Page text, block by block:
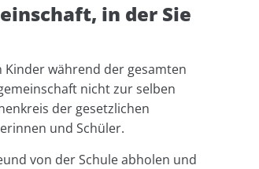
in der Sie
Kinder während der gesamten
nicht zur selben
der gesetzlichen
und Schüler.
von der Schule abholen und